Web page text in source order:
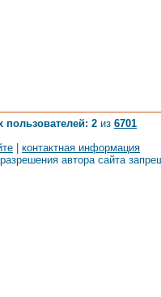
пользователей: 2 из 6701
контактная информация
автора сайта